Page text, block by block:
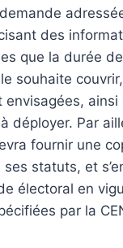
des
que la durée
souhaite
envisagées, ainsi
déployer. Par
fournir une
statuts, et
électoral en
par la